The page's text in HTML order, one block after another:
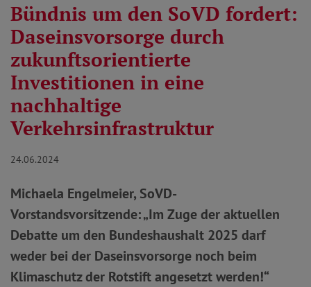
Bündnis um den SoVD fordert:
Daseinsvorsorge durch
zukunftsorientierte
Investitionen in eine
nachhaltige
Verkehrsinfrastruktur
24.06.2024
Michaela Engelmeier, SoVD-
Vorstandsvorsitzende: „Im Zuge der aktuellen
Debatte um den Bundeshaushalt 2025 darf
weder bei der Daseinsvorsorge noch beim
Klimaschutz der Rotstift angesetzt werden!“